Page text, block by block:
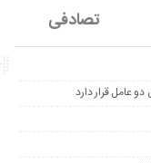
تصادفی
عامل قرار دارد